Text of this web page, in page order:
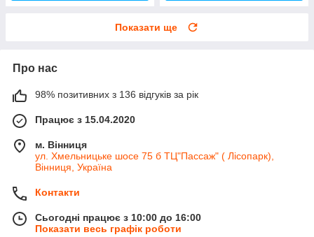
Показати ще
Про нас
98% позитивних з 136 відгуків за рік
Працює з 15.04.2020
м. Вінниця
ул. Хмельницьке шосе 75 б ТЦ"Пассаж" ( Лісопарк),
Вінниця, Україна
Контакти
Сьогодні працює з 10:00 до 16:00
Показати весь графік роботи